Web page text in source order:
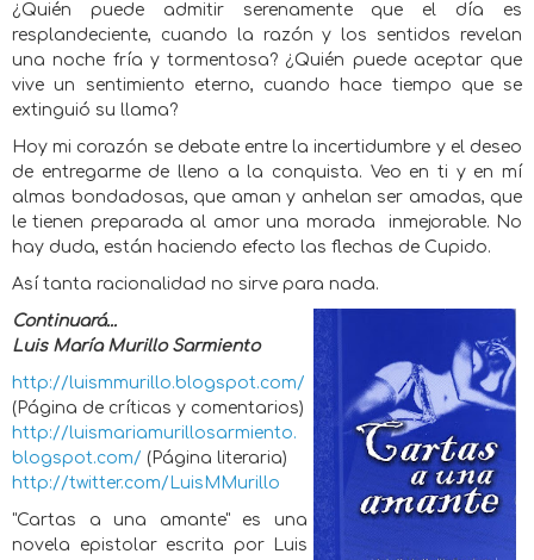
¿Quién puede admitir serenamente que el día es
resplandeciente, cuando la razón y los sentidos revelan
una noche fría y tormentosa? ¿Quién puede aceptar que
vive un sentimiento eterno, cuando hace tiempo que se
extinguió su llama?
Hoy mi corazón se debate entre la incertidumbre y el deseo
de entregarme de lleno a la conquista. Veo en ti y en mí
almas bondadosas, que aman y anhelan ser amadas, que
le tienen preparada al amor una morada
inmejorable. No
hay duda, están haciendo efecto las flechas de Cupido.
Así tanta racionalidad no sirve para nada.
Continuará...
Luis María Murillo Sarmiento
http://luismmurillo.blogspot.com/
(Página de críticas y comentarios)
http://luismariamurillosarmiento.
blogspot.com/ (Página literaria)
http://twitter.com/LuisMMurillo
"Cartas a una amante" es una
novela epistolar escrita por Luis